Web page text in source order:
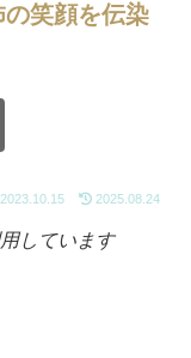
笑顔を伝染
2023.10.15 2025.08.24
しています